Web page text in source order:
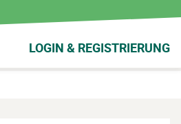
LOGIN & REGISTRIERUNG